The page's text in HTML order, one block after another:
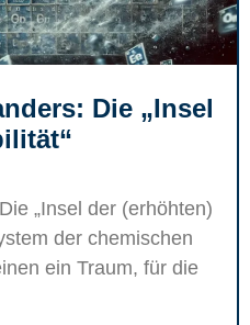
Die „Insel
„Insel der (erhöhten)
der chemischen
ein Traum, für die